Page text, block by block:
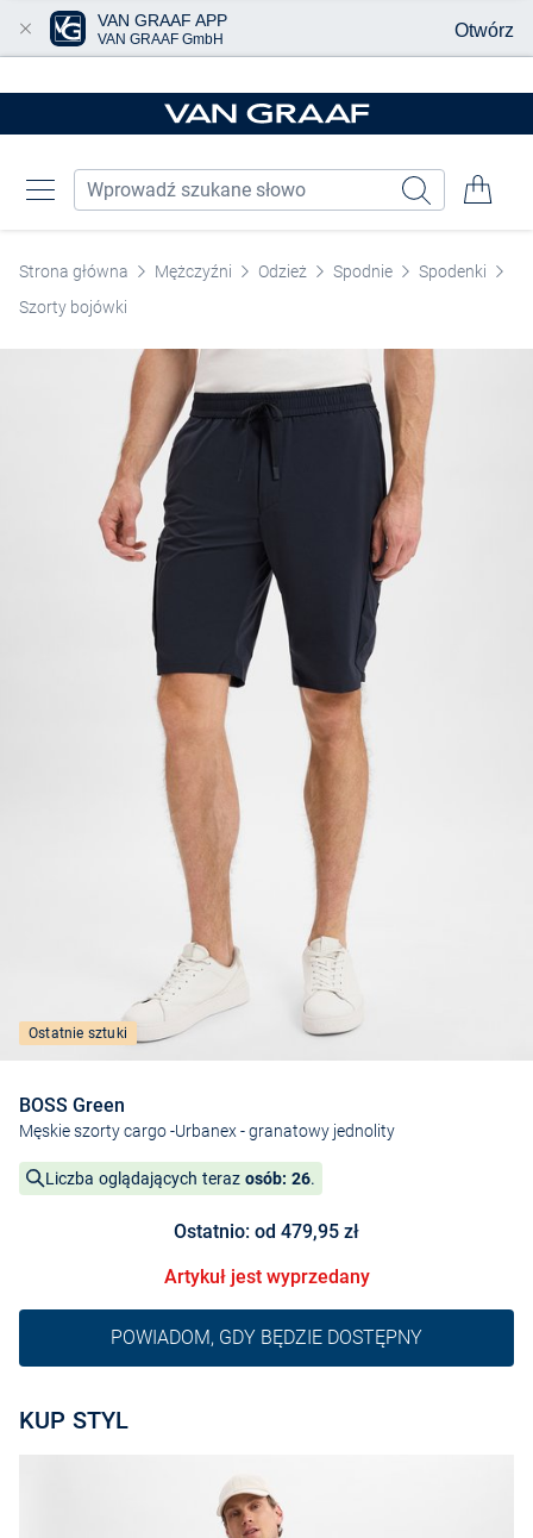
Strona główna Mężczyźni Odzież Spodnie
Spodenki
Szorty bojówki
Ostatnie sztuki
BOSS Green
Męskie szorty cargo -Urbanex- granatowy jednolity
Liczba oglądających teraz osób: 26.
Ostatnio: od 479,95 zł
Artykuł jest wyprzedany
POWIADOM, GDY BĘDZIE DOSTĘPNY
KUP STYL
VAN GRAAF APP
VAN GRAAF GmbH Otwórz